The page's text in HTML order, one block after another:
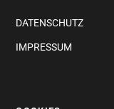
DATENSCHUTZ
IMPRESSUM